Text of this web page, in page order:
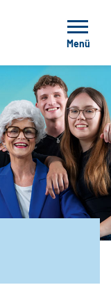
Menü